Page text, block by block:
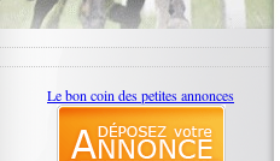
Le bon coin des petites annonces